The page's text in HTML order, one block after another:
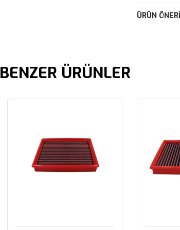
ÜRÜN
BENZER ÜRÜNLER